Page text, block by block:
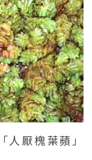
厭槐葉蘋」